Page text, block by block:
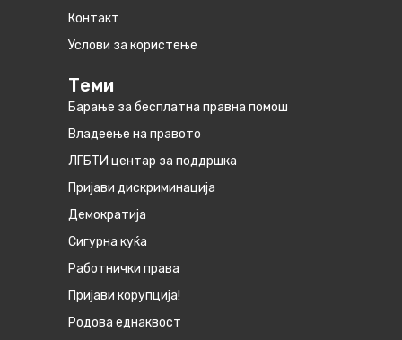
Контакт
Услови за користење
Теми
Барање за бесплатна правна помош
Владеење на правото
ЛГБТИ центар за поддршка
Пријави дискриминација
Демократија
Сигурна куќа
Работнички права
Пријави корупција!
Родова еднаквост